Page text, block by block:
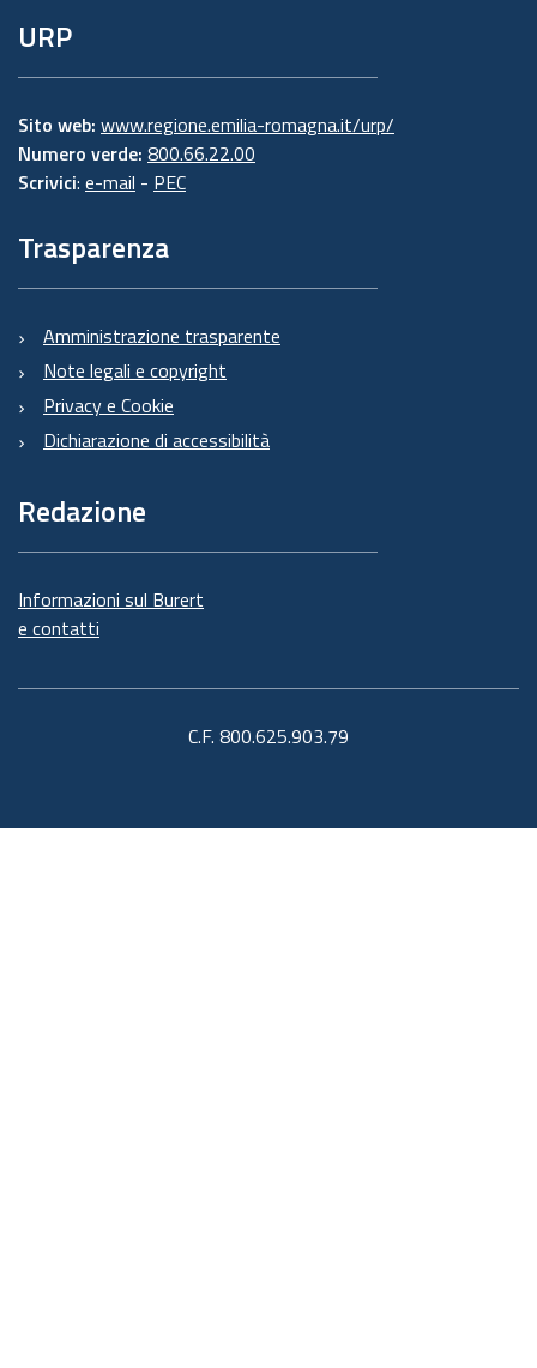
URP
Sito web: www.regione.emilia-romagna.it/urp/
Numero verde: 800.66.22.00
Scrivici: e-mail - PEC
Trasparenza
Amministrazione trasparente
Note legali e copyright
Privacy e Cookie
Dichiarazione di accessibilità
Redazione
Informazioni sul Burert
e contatti
C.F. 800.625.903.79